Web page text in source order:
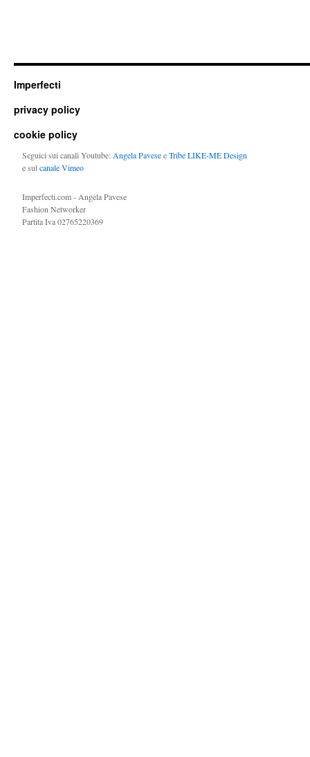
Imperfecti
privacy policy
cookie policy
Seguici sui canali Youtube: Angela PaveseeTribe LIKE-ME Design
e sulcanale Vimeo
Imperfecti.com - Angela Pavese
Fashion Networker
Partita Iva 02765220369